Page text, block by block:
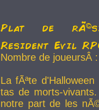
Plat de
Resident Evil
Nombre de
La fÃªte
tas de morts-
notre part de les